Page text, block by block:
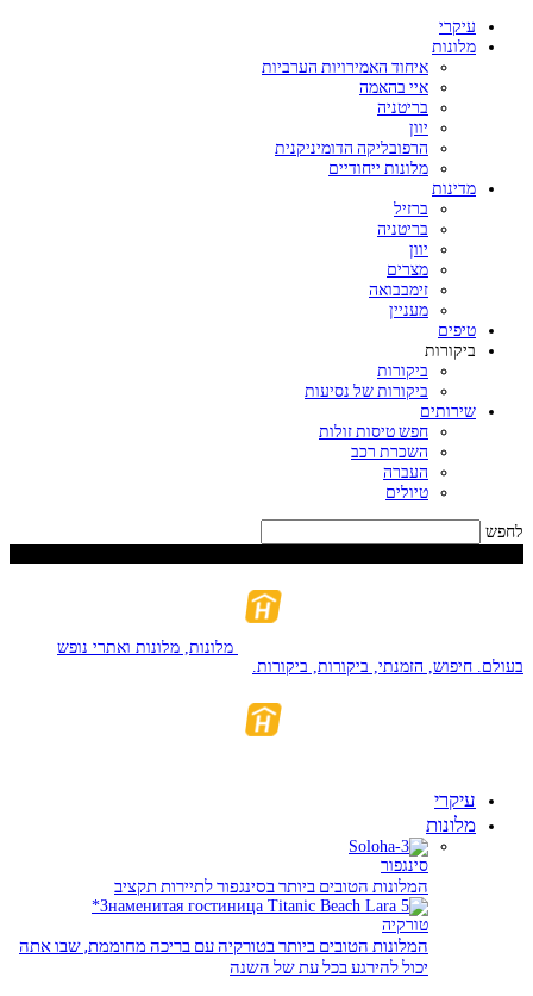
עיקרי
מלונות
איחוד האמירויות הערביות
איי בהאמה
בריטניה
יוון
הרפובליקה הדומיניקנית
מלונות ייחודיים
מדינות
ברזיל
בריטניה
יוון
מצרים
זימבבואה
מעניין
טיפים
ביקורות
ביקורות
ביקורות של נסיעות
שירותים
חפש טיסות זולות
השכרת רכב
העברה
טיולים
לחפש
מלונות, מלונות ואתרי נופש
בעולם. חיפוש, הזמנתי, ביקורות, ביקורות.
עיקרי
מלונות
סינגפור
המלונות הטובים ביותר בסינגפור לתיירות תקציב
טורקיה
המלונות הטובים ביותר בטורקיה עם בריכה מחוממת, שבו אתה
יכול להירגע בכל עת של השנה